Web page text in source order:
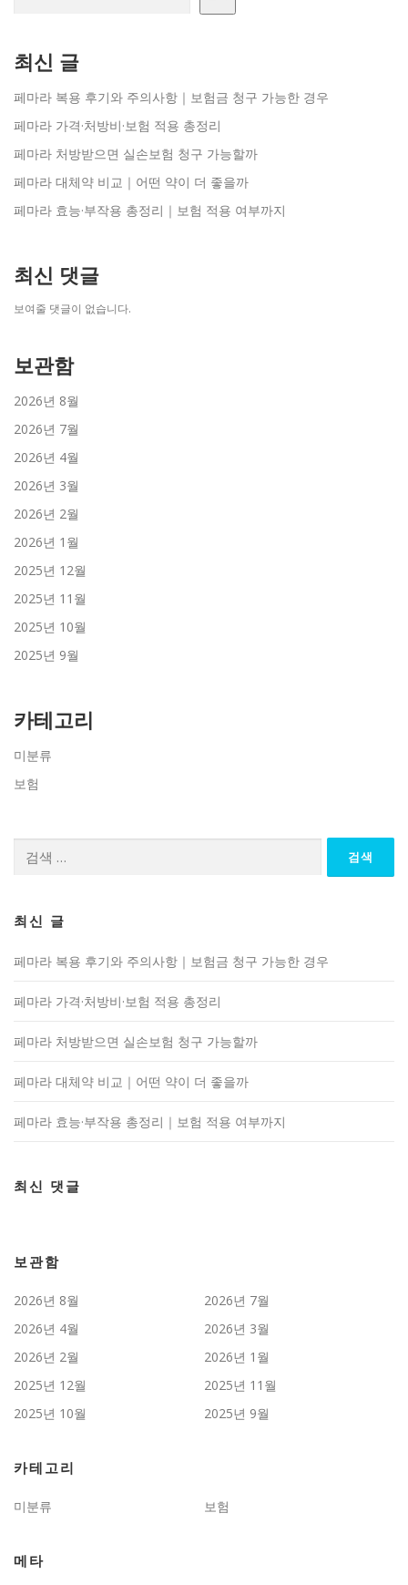
최신 글
페마라 복용 후기와 주의사항｜보험금 청구 가능한 경우
페마라 가격·처방비·보험 적용 총정리
페마라 처방받으면 실손보험 청구 가능할까
페마라 대체약 비교｜어떤 약이 더 좋을까
페마라 효능·부작용 총정리｜보험 적용 여부까지
최신 댓글
보여줄 댓글이 없습니다.
보관함
2026년 8월
2026년 7월
2026년 4월
2026년 3월
2026년 2월
2026년 1월
2025년 12월
2025년 11월
2025년 10월
2025년 9월
카테고리
미분류
보험
최신 글
페마라 복용 후기와 주의사항｜보험금 청구 가능한 경우
페마라 가격·처방비·보험 적용 총정리
페마라 처방받으면 실손보험 청구 가능할까
페마라 대체약 비교｜어떤 약이 더 좋을까
페마라 효능·부작용 총정리｜보험 적용 여부까지
최신 댓글
보관함
2026년 8월
2026년 7월
2026년 4월
2026년 3월
2026년 2월
2026년 1월
2025년 12월
2025년 11월
2025년 10월
2025년 9월
카테고리
미분류 보험
메타